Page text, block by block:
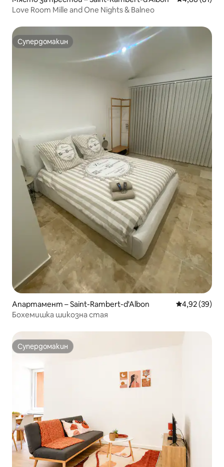
Love Room Mille and One Nights & Balneo
Супердомакин
Супердомакин
Апартамент – Saint-Rambert-d'Albon Средна
4,92 (39)
Бохемишка шикозна стая
Супердомакин
Супердомакин